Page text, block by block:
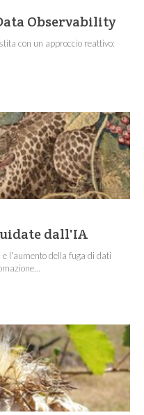
Observability
con un approccio reattivo:
dall'IA
l'aumento della fuga di dati